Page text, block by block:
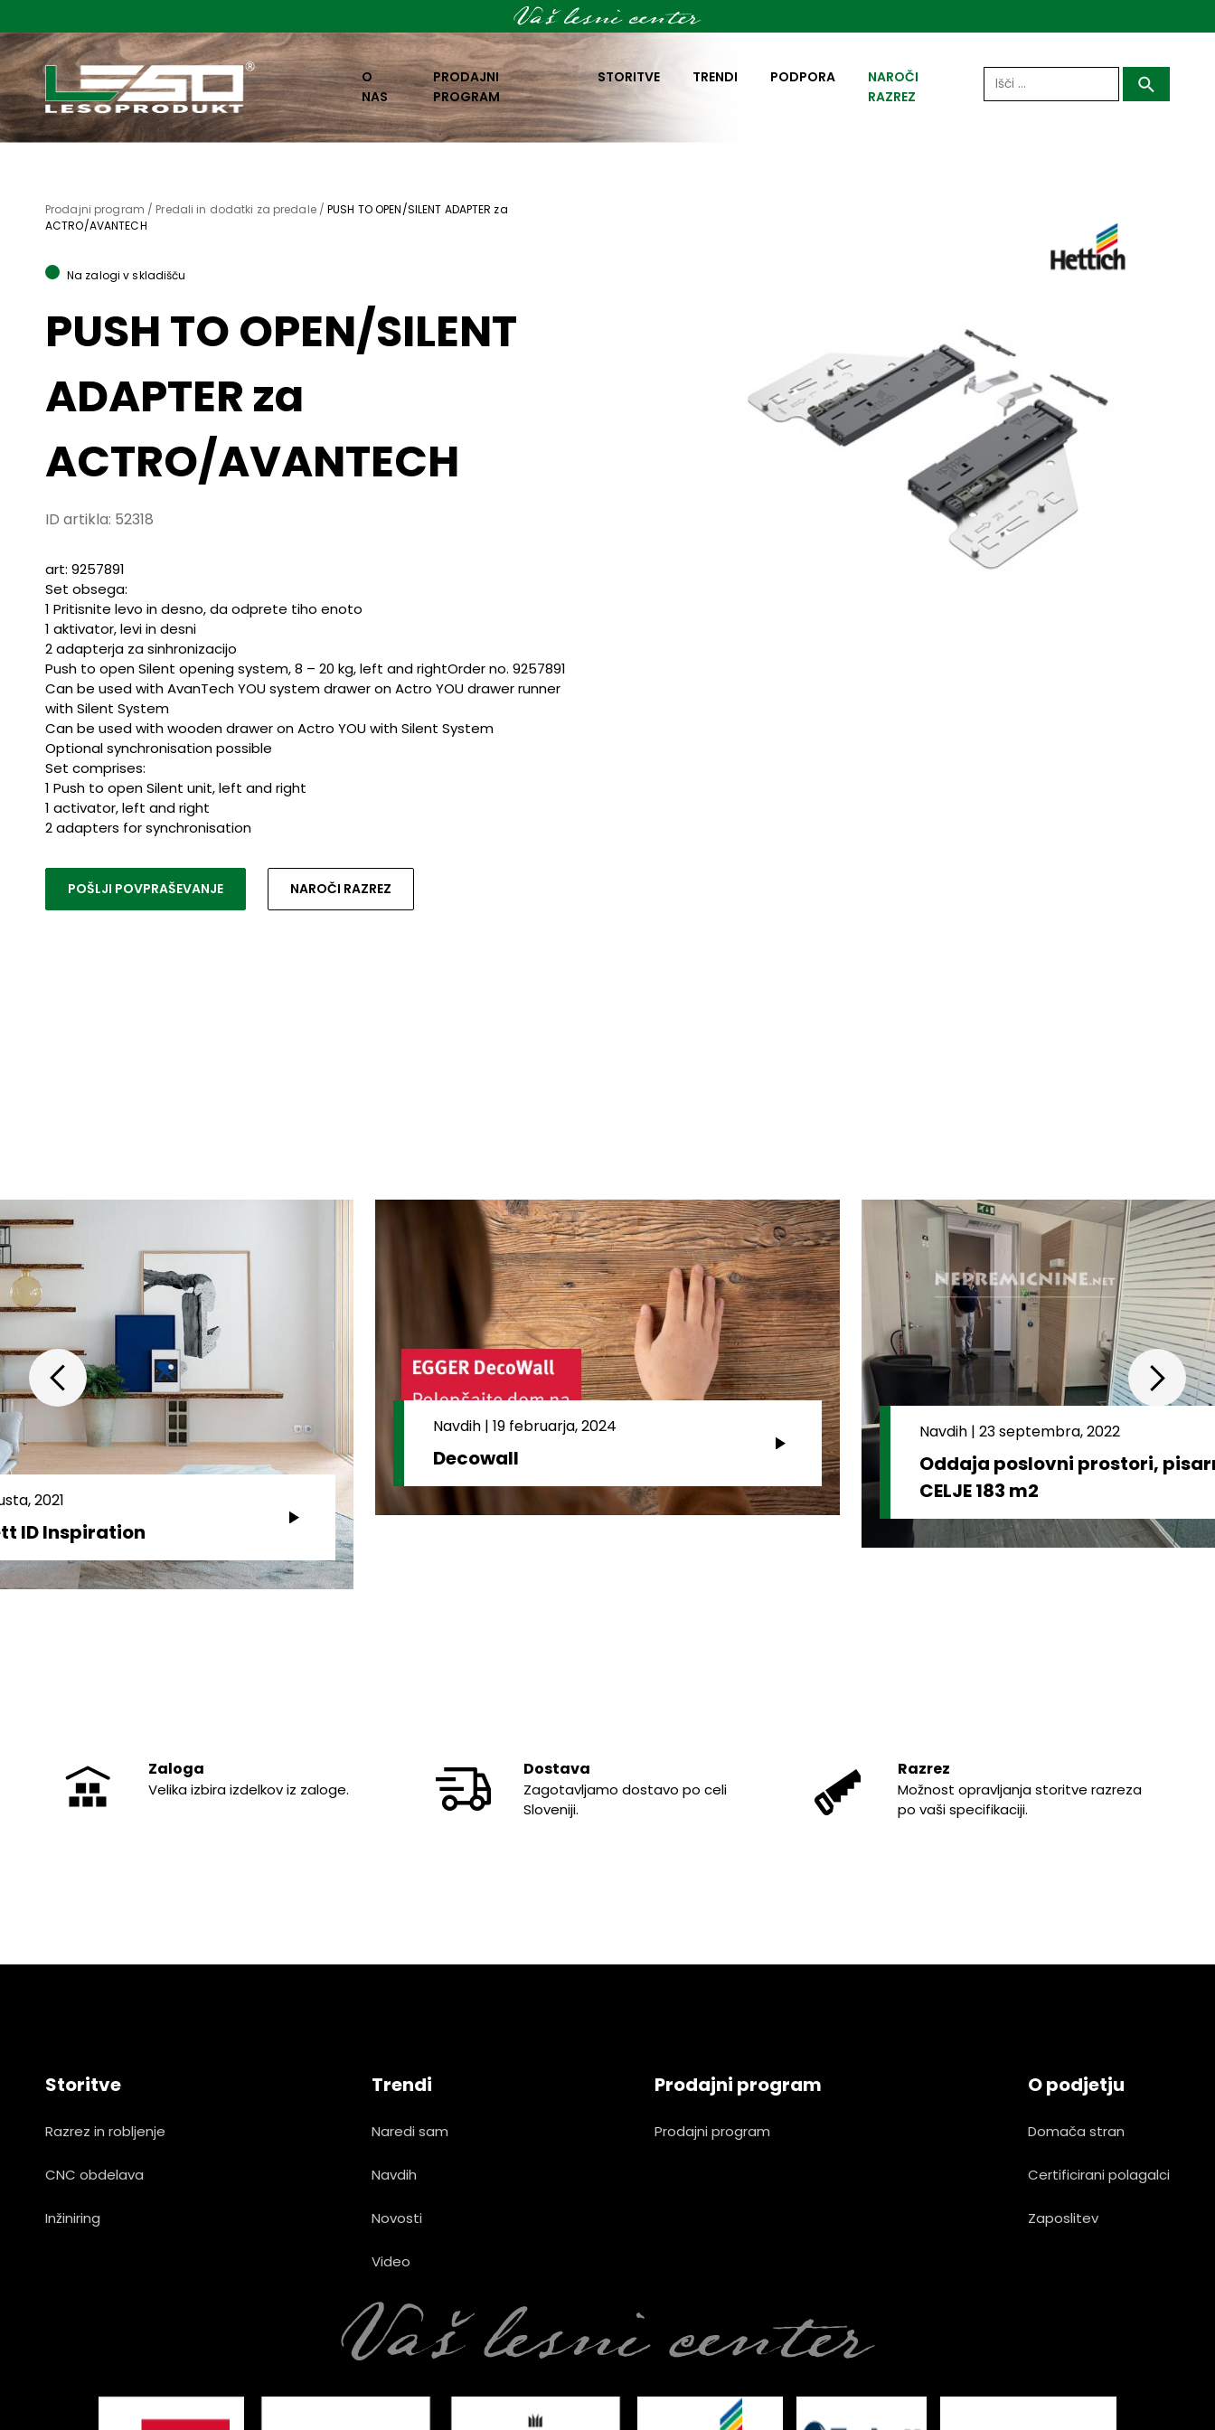
O
NAS
PRODAJNI
PROGRAM
STORITVE TRENDI PODPORA
NAROČI
RAZREZ
Išči:
Prodajni program / Predali in dodatki za predale /PUSH TO OPEN/SILENT ADAPTER za
ACTRO/AVANTECH
Na zalogi v skladišču
PUSH TO OPEN/SILENT
ADAPTER za
ACTRO/AVANTECH
ID artikla: 52318
art: 9257891
Set obsega:
1 Pritisnite levo in desno, da odprete tiho enoto
1 aktivator, levi in ​​desni
2 adapterja za sinhronizacijo
Push to open Silent opening system, 8 – 20 kg, left and rightOrder no. 9257891
Can be used with AvanTech YOU system drawer on Actro YOU drawer runner
with Silent System
Can be used with wooden drawer on Actro YOU with Silent System
Optional synchronisation possible
Set comprises:
1 Push to open Silent unit, left and right
1 activator, left and right
2 adapters for synchronisation
POŠLJI POVPRAŠEVANJE NAROČI RAZREZ
2021
ID Inspiration
Navdih |19 februarja, 2024
Decowall
Navdih |23 septembra, 2022
Oddaja poslovni prostori,
CELJE 183 m2
Zaloga
Velika izbira izdelkov iz zaloge.
Dostava
Zagotavljamo dostavo po celi
Sloveniji.
Razrez
Možnost opravljanja storitve razreza
po vaši specifikaciji.
Storitve
Razrez in robljenje
CNC obdelava
Inžiniring
Trendi
Naredi sam
Navdih
Novosti
Video
Prodajni program
Prodajni program
O podjetju
Domača stran
Certificirani polagalci
Zaposlitev